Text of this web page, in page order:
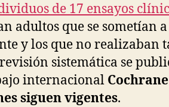
de 17 ensayos
adultos que se sometían
y los que no realizaban
sistemática se
internacional Cochrane
siguen vigentes.